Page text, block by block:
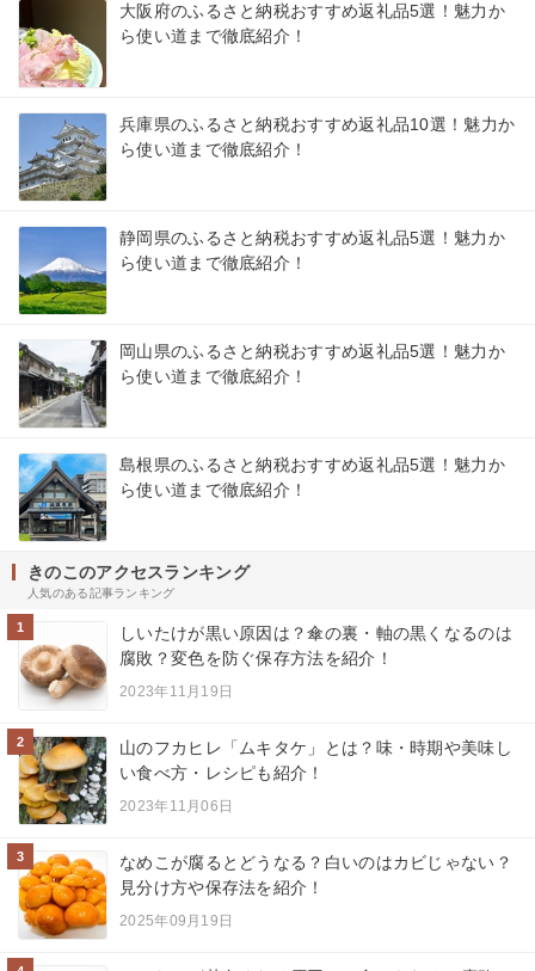
大阪府のふるさと納税おすすめ返礼品5選！魅力か
ら使い道まで徹底紹介！
兵庫県のふるさと納税おすすめ返礼品10選！魅力か
ら使い道まで徹底紹介！
静岡県のふるさと納税おすすめ返礼品5選！魅力か
ら使い道まで徹底紹介！
岡山県のふるさと納税おすすめ返礼品5選！魅力か
ら使い道まで徹底紹介！
島根県のふるさと納税おすすめ返礼品5選！魅力か
ら使い道まで徹底紹介！
きのこのアクセスランキング
人気のある記事ランキング
1
しいたけが黒い原因は？傘の裏・軸の黒くなるのは
腐敗？変色を防ぐ保存方法を紹介！
2023年11月19日
2
山のフカヒレ「ムキタケ」とは？味・時期や美味し
い食べ方・レシピも紹介！
2023年11月06日
3
なめこが腐るとどうなる？白いのはカビじゃない？
見分け方や保存法を紹介！
2025年09月19日